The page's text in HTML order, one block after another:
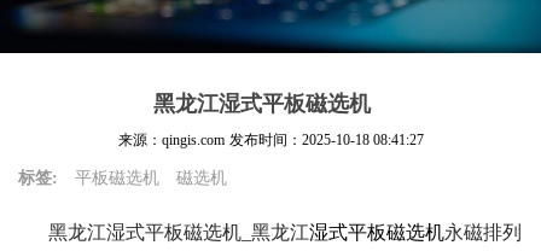
黑龙江湿式平板磁选机
来源：qingis.com 发布时间： 2025-10-18 08:41:27
标签: 平板磁选机 磁选机
黑龙江湿式平板磁选机_黑龙江湿式平板磁选机永磁排列